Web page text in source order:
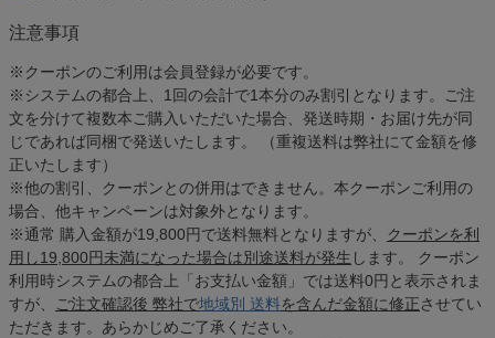
注意事項
※クーポンのご利用は会員登録が必要です。
※システムの都合上、1回の会計で1本分のみ割引となります。ご注
文を分けて複数本ご購入いただいた場合、発送時期・お届け先が同
じであれば同梱で発送いたします。 （重複送料は弊社にて金額を修
正いたします）
※他の割引、クーポンとの併用はできません。本クーポンご利用の
場合、他キャンペーンは対象外となります。
※通常 購入金額が19,800円で送料無料となりますが、
クーポンを利
用し19,800円未満になった場合は別途送料が発生 します。 クーポン
利用時システムの都合上「お支払い金額」では送料0円と表示されま
すが、
ご注文確認後 弊社で地域別 送料を含んだ金額に修正させてい
ただきます。あらかじめご了承ください。